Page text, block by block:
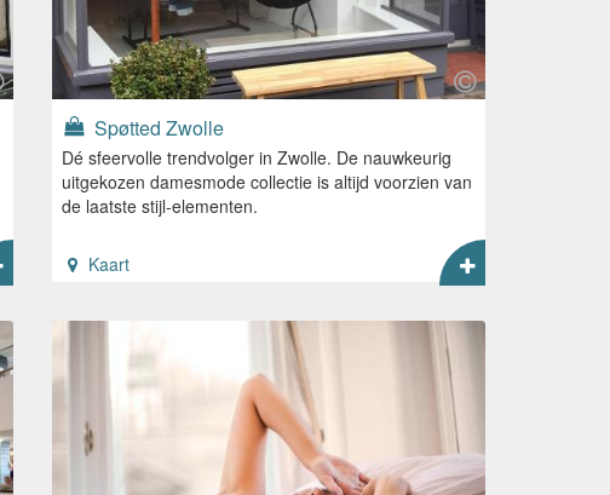
Spøtted Zwolle
Dé sfeervolle trendvolger in Zwolle. De nauwkeurig
uitgekozen damesmode collectie is altijd voorzien van
de laatste stijl-elementen.
Kaart